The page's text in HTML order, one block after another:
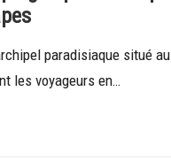
paradisiaque situé
les voyageurs en…